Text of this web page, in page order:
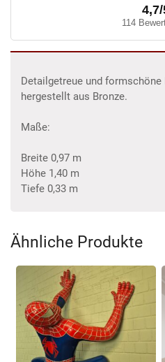
114
Detailgetreue und
hergestellt aus Bronze.
Maße:
Breite 0,97 m
Höhe 1,40 m
Tiefe 0,33 m
Ähnliche Produkte